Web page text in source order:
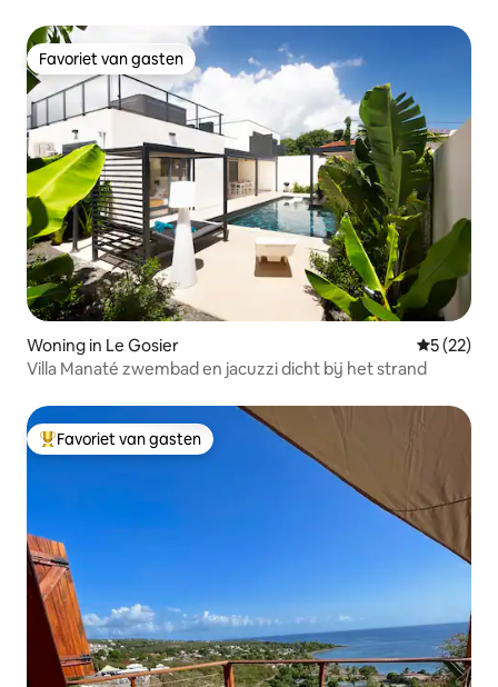
Favoriet van gasten
Favoriet van gasten
Woning in Le Gosier
5 (22)
Villa Manaté zwembad en jacuzzi dicht bij het strand
Topfavoriet van gasten
Favoriet van gasten